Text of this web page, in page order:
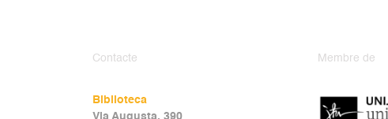
Contacte
Biblioteca
Via Augusta, 390
Membre de